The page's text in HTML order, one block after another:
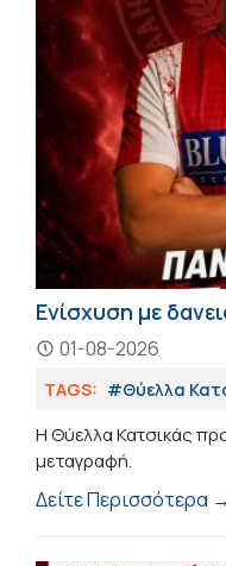
Ενίσχυση με
01-08-2026
TAGS: #Θύελλα
Η Θύελλα Κατσικάς
μεταγραφή.
Δείτε Περισσότερα →